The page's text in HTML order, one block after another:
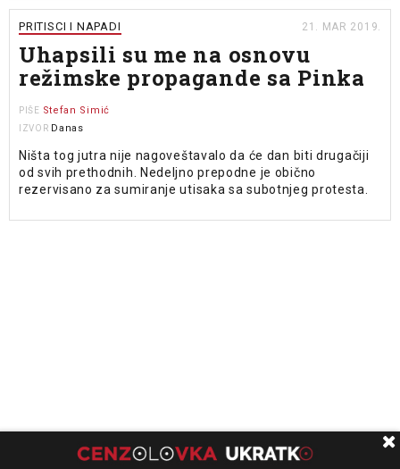
PRITISCI I NAPADI 21. MAR 2019.
Uhapsili su me na osnovu
režimske propagande sa Pinka
PIŠE Stefan Simić
IZVOR Danas
Ništa tog jutra nije nagoveštavalo da će dan biti drugačiji
od svih prethodnih. Nedeljno prepodne je obično
rezervisano za sumiranje utisaka sa subotnjeg protesta.